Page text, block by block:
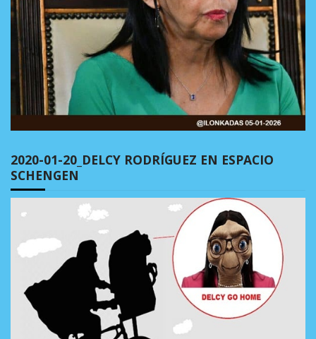
2020-01-20_DELCY RODRÍGUEZ EN ESPACIO
SCHENGEN